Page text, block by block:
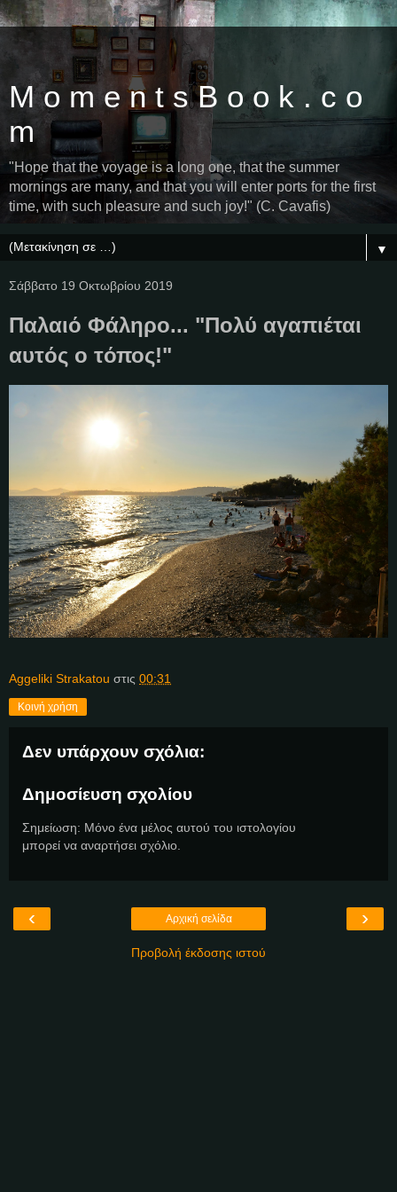
M o m e n t s B o o k . c o
m
"Hope that the voyage is a long one, that the summer
mornings are many, and that you will enter ports for the first
time, with such pleasure and such joy!" (C. Cavafis)
▼
Σάββατο 19 Οκτωβρίου 2019
Παλαιό Φάληρο... "Πολύ αγαπιέται
αυτός ο τόπος!"
Aggeliki Strakatou στις 00:31
Κοινή χρήση
Δεν υπάρχουν σχόλια:
Δημοσίευση σχολίου
Σημείωση: Μόνο ένα μέλος αυτού του ιστολογίου
μπορεί να αναρτήσει σχόλιο.
‹ ›
Αρχική σελίδα
Προβολή έκδοσης ιστού